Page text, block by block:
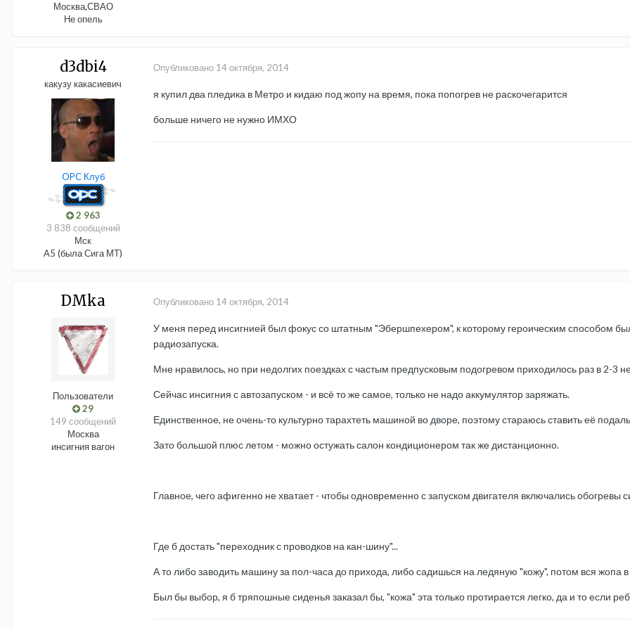
Москва,СВАО
Не опель
d3dbi4
какузу какасиевич
OPC Клуб
2 963
3 838 сообщений
Мск
А5 (была Сига МТ)
Опубликовано 14 октября, 2014
я купил два пледика в Метро и кидаю под жопу на время, пока попогрев не раскочегарится
больше ничего не нужно ИМХО
DMka
Пользователи
29
149 сообщений
Москва
инсигния вагон
Опубликовано 14 октября, 2014
У меня перед инсигнией был фокус со штатным "Эбершпехером", к которому героическим способом
радиозапуска.
Мне нравилось, но при недолгих поездках с частым предпусковым подогревом приходилось раз в 2-3
Сейчас инсигния с автозапуском - и всё то же самое, только не надо аккумулятор заряжать.
Единственное, не очень-то культурно тарахтеть машиной во дворе, поэтому стараюсь ставить её
Зато большой плюс летом - можно остужать салон кондиционером так же дистанционно.
Главное, чего афигенно не хватает - чтобы одновременно с запуском двигателя включались обогревы
Где б достать "переходник с проводков на кан-шину"...
А то либо заводить машину за пол-часа до прихода, либо садишься на ледяную "кожу", потом вся жопа
Был бы выбор, я б тряпошные сиденья заказал бы, "кожа" эта только протирается легко, да и то если